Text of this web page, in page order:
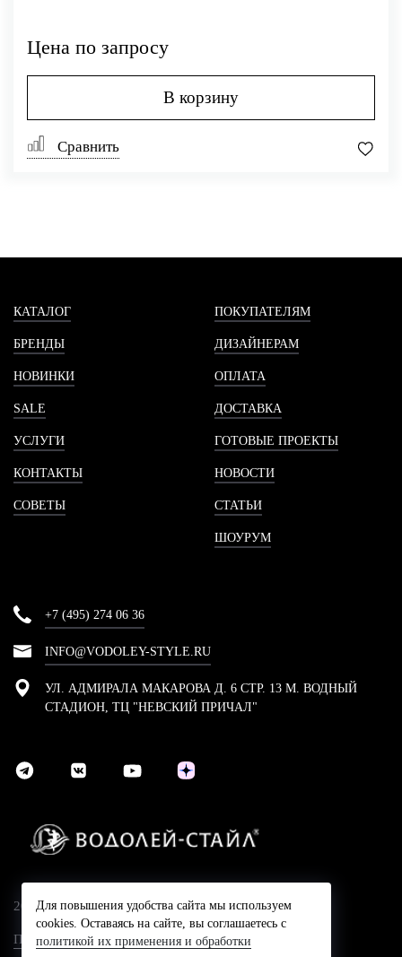
Цена по запросу
В корзину
Сравнить
КАТАЛОГ
БРЕНДЫ
НОВИНКИ
SALE
УСЛУГИ
КОНТАКТЫ
СОВЕТЫ
ПОКУПАТЕЛЯМ
ДИЗАЙНЕРАМ
ОПЛАТА
ДОСТАВКА
ГОТОВЫЕ ПРОЕКТЫ
НОВОСТИ
СТАТЬИ
ШОУРУМ
+7 (495) 274 06 36
INFO@VODOLEY-STYLE.RU
УЛ. АДМИРАЛА МАКАРОВА Д. 6 СТР. 13 М. ВОДНЫЙ
СТАДИОН, ТЦ "НЕВСКИЙ ПРИЧАЛ"
2024 © Компания Водолей-Cтайл
Политика конфидециальности
Для повышения удобства сайта мы используем
cookies. Оставаясь на сайте, вы соглашаетесь с
политикой их применения и обработки